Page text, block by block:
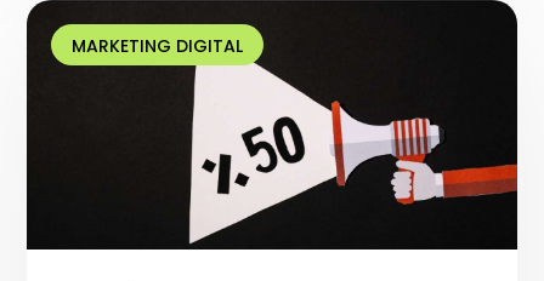
MARKETING DIGITAL